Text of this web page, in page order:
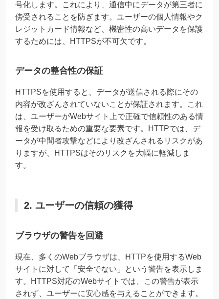
号化します。これにより、通信中にデータが第三者に
傍受されることを防ぎます。ユーザーの個人情報やク
レジットカード情報など、機密性の高いデータを保護
するためには、HTTPSが不可欠です。
データの整合性の保証
HTTPSを使用すると、データが送信される際にその
内容が改ざんされていないことが保証されます。これ
は、ユーザーがWebサイト上で正確で信頼性のある情
報を受け取るための重要な要素です。HTTPでは、デ
ータが中間者攻撃などにより改ざんされるリスクがあ
りますが、HTTPSはそのリスクを大幅に軽減しま
す。
2. ユーザーの信頼の獲得
ブラウザの警告を回避
現在、多くのWebブラウザは、HTTPを使用するWeb
サイトに対して「安全でない」という警告を表示しま
す。HTTPS対応のWebサイトでは、この警告が表示
されず、ユーザーに安心感を与えることができます。